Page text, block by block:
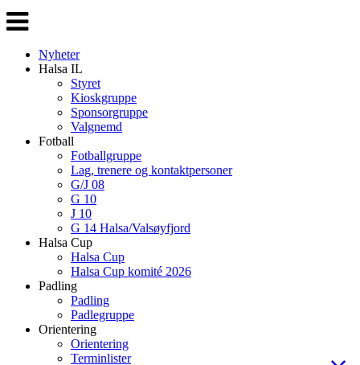
Veksle
navigasjon
Nyheter
Halsa IL
Styret
Kioskgruppe
Sponsorgruppe
Valgnemd
Fotball
Fotballgruppe
Lag, trenere og kontaktpersoner
G/J 08
G 10
J 10
G 14 Halsa/Valsøyfjord
Halsa Cup
Halsa Cup
Halsa Cup komité 2026
Padling
Padling
Padlegruppe
Orientering
Orientering
Terminlister